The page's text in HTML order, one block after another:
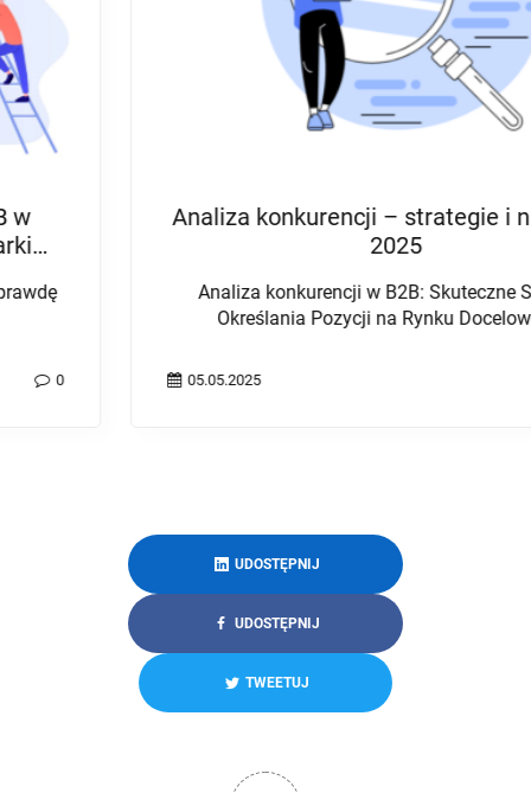
Analiza konkurencji – strategie i narzędzia
Analiza konkurencji w B2B: Skuteczne Strategie
Określania Pozycji na Rynku Docelowym ...
05.05.2025
UDOSTĘPNIJ
UDOSTĘPNIJ
TWEETUJ